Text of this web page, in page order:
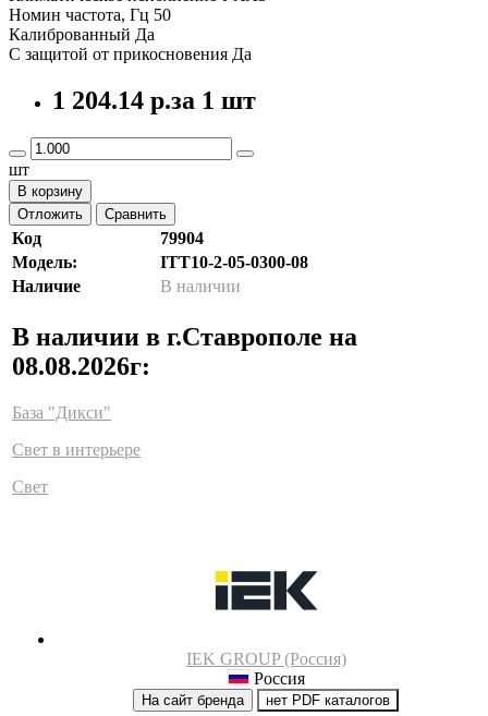
Номин частота, Гц 50
Калиброванный Да
С защитой от прикосновения Да
1 204.14 р.за 1 шт
шт
В корзину
Отложить
Сравнить
Код
79904
Модель:
ITT10-2-05-0300-08
Наличие
В наличии
В наличии в г.Ставрополе на
08.08.2026г:
База "Дикси"
Свет в интерьере
Свет
IEK GROUP (Россия)
Россия
На сайт бренда нет PDF каталогов